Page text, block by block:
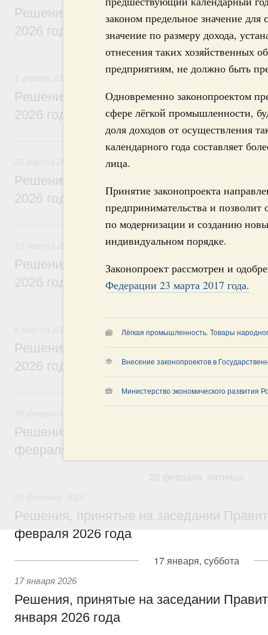
законом предельное значение
значение по размеру дохода,
отнесения таких хозяйственных
предприятиям, не должно быть
Одновременно законопроектом
сфере лёгкой промышленности,
доля доходов от осуществления
календарного года составляет
лица.
Принятие законопроекта
предпринимательства и
по модернизации и созданию
индивидуальном порядке.
Законопроект рассмотрен и
Федерации 23 марта 2017 года.
Лёгкая промышленность. Товары
Внесение законопроектов в
Министерство экономического развития
Решения, принятые на заседании
2026 года
1 апреля, среда
Решения, принятые на заседании
2026 года
Решения, принятые на заседании
2026 года
14 марта, суббота
Решения, принятые на заседании
2026 года
Решения, принятые на заседании
2026 года
28 февраля, суббота
Решения, принятые на заседании
февраля 2026 года
Решения, принятые на заседании
февраля 2026 года
17 января, суббота
17 января 2026
Решения, принятые на заседании
января 2026 года